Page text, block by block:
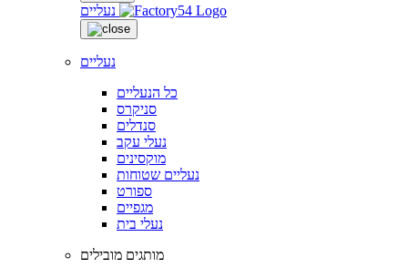
נעליים
נעליים
כל הנעליים
סניקרס
סנדלים
נעלי עקב
מוקסינים
נעליים שטוחות
ספורט
מגפיים
נעלי בית
מותגים מובילים